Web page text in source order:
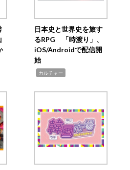
日本史と世界史を旅す
るRPG 「時渡り」、
iOS/Androidで配信開
始
カルチャー